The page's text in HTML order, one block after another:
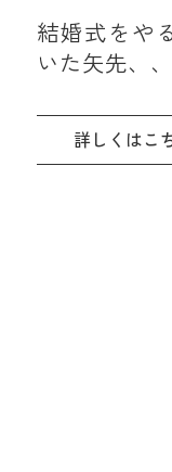
結婚式をや
いた矢先、、
詳しくはこ